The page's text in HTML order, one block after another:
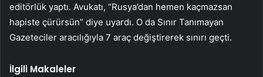
editörlük yaptı. Avukatı, “Rusya’dan hemen kaçmazsan
hapiste çürürsün” diye uyardı. O da Sınır Tanımayan
Gazeteciler aracılığıyla 7 araç değiştirerek sınırı geçti.
İlgili Makaleler